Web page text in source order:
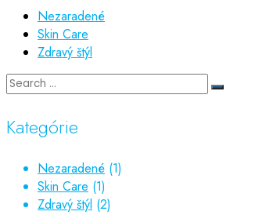
Nezaradené
Skin Care
Zdravý štýl
Kategórie
Nezaradené (1)
Skin Care (1)
Zdravý štýl (2)